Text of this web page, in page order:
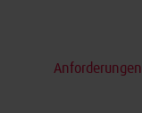
Anforderungen